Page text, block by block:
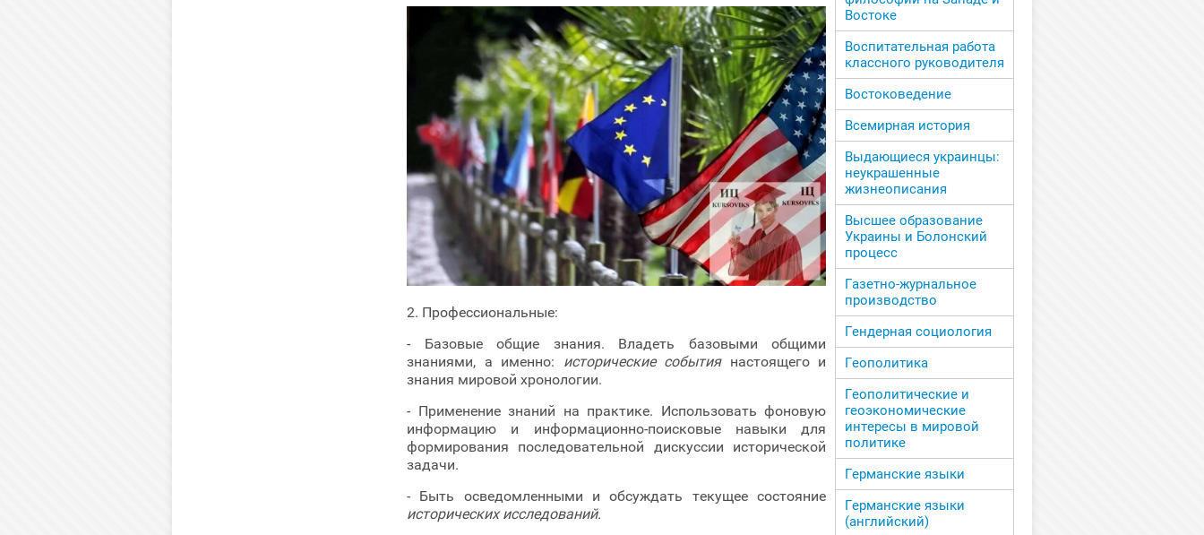
2. Профессиональные:
- Базовые общие знания. Владеть базовыми общими
знаниями, а именно: исторические событиянастоящего и
знания мировой хронологии.
- Применение знаний на практике. Использовать фоновую
информацию и информационно-поисковые навыки для
формирования последовательной дискуссии исторической
задачи.
- Быть осведомленными и обсуждать текущее состояние
исторических исследований.
Востоке
Воспитательная работа
классного руководителя
Востоковедение
Всемирная история
Выдающиеся украинцы:
неукрашенные
жизнеописания
Высшее образование
Украины и Болонский
процесс
Газетно-журнальное
производство
Гендерная социология
Геополитика
Геополитические и
геоэкономические
интересы в мировой
политике
Германские языки
Германские языки
(английский)